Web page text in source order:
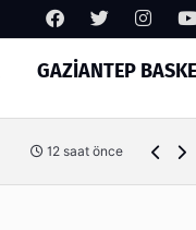
GAZİANTEP
12 saat önce